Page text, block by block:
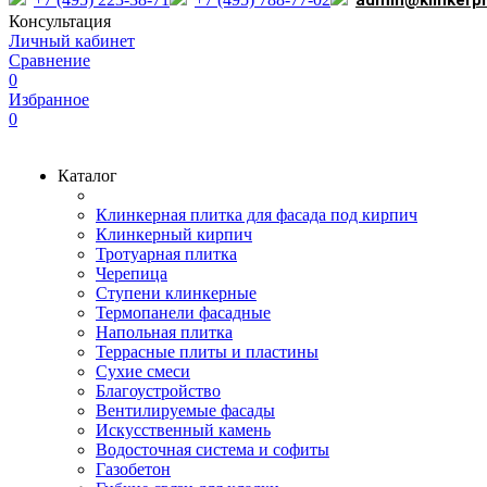
Консультация
Личный кабинет
Сравнение
0
Избранное
0
Каталог
Клинкерная плитка для фасада под кирпич
Клинкерный кирпич
Тротуарная плитка
Черепица
Ступени клинкерные
Термопанели фасадные
Напольная плитка
Террасные плиты и пластины
Сухие смеси
Благоустройство
Вентилируемые фасады
Искусственный камень
Водосточная система и софиты
Газобетон